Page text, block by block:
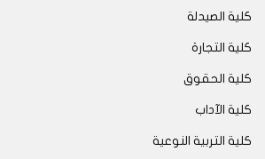
كلية الصيدلة
كلية التجارة
كلية الحقوق
كلية الآداب
كلية التربية النوعية